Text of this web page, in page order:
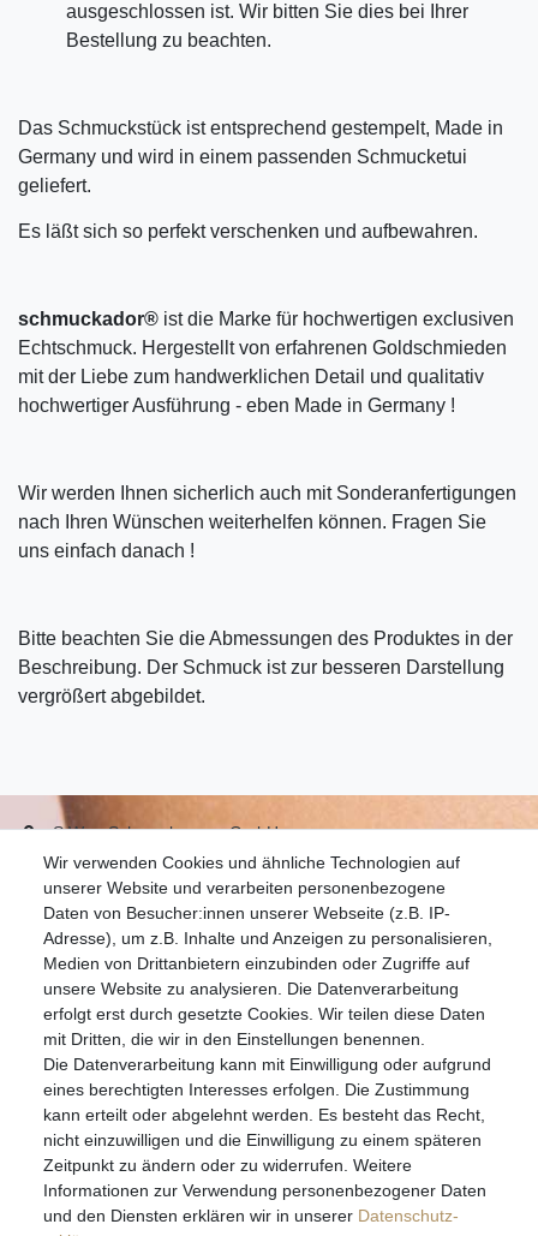
ausgeschlossen ist. Wir bitten Sie dies bei Ihrer
Bestellung zu beachten.
Das Schmuckstück ist entsprechend gestempelt, Made in
Germany und wird in einem passenden Schmucketui
geliefert.
Es läßt sich so perfekt verschenken und aufbewahren.
schmuckador® ist die Marke für hochwertigen exclusiven
Echtschmuck. Hergestellt von erfahrenen Goldschmieden
mit der Liebe zum handwerklichen Detail und qualitativ
hochwertiger Ausführung - eben Made in Germany !
Wir werden Ihnen sicherlich auch mit Sonderanfertigungen
nach Ihren Wünschen weiterhelfen können. Fragen Sie
uns einfach danach !
Bitte beachten Sie die Abmessungen des Produktes in der
Beschreibung. Der Schmuck ist zur besseren Darstellung
vergrößert abgebildet.
Wir verwenden Cookies und ähnliche Technologien auf
unserer Website und verarbeiten personenbezogene
Daten von Besucher:innen unserer Webseite (z.B. IP-
Adresse), um z.B. Inhalte und Anzeigen zu personalisieren,
Medien von Drittanbietern einzubinden oder Zugriffe auf
unsere Website zu analysieren. Die Datenverarbeitung
erfolgt erst durch gesetzte Cookies. Wir teilen diese Daten
mit Dritten, die wir in den Einstellungen benennen.
Die Datenverarbeitung kann mit Einwilligung oder aufgrund
eines berechtigten Interesses erfolgen. Die Zustimmung
kann erteilt oder abgelehnt werden. Es besteht das Recht,
nicht einzuwilligen und die Einwilligung zu einem späteren
Zeitpunkt zu ändern oder zu widerrufen. Weitere
Informationen zur Verwendung personenbezogener Daten
und den Diensten erklären wir in unserer Daten­schutz­
S.W.w. Schmuckwaren GmbH
07051-9608828
info@schmuckador.de
Montag bis Freitag 8.30 – 12.00 Uhr und 13.30 bis 17.30 Uhr
Widerrufs­recht Widerrufs­formular Impressum
Daten­schutz­erklärung AGB
E-MAIL **